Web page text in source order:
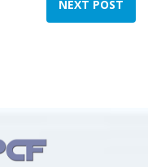
NEXT POST